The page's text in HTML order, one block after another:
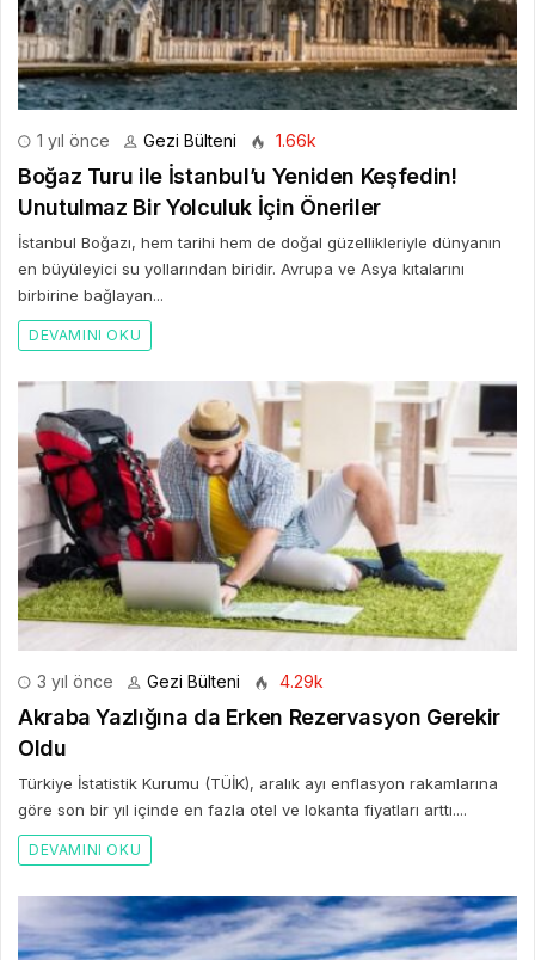
1 yıl önce Gezi Bülteni 1.66k
Boğaz Turu ile İstanbul’u Yeniden Keşfedin!
Unutulmaz Bir Yolculuk İçin Öneriler
İstanbul Boğazı, hem tarihi hem de doğal güzellikleriyle dünyanın
en büyüleyici su yollarından biridir. Avrupa ve Asya kıtalarını
birbirine bağlayan...
DEVAMINI OKU
3 yıl önce Gezi Bülteni 4.29k
Akraba Yazlığına da Erken Rezervasyon Gerekir
Oldu
Türkiye İstatistik Kurumu (TÜİK), aralık ayı enflasyon rakamlarına
göre son bir yıl içinde en fazla otel ve lokanta fiyatları arttı....
DEVAMINI OKU